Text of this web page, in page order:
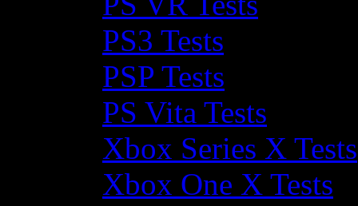
PS3 Tests
PSP Tests
PS Vita Tests
Xbox Series X Tests
Xbox One X Tests